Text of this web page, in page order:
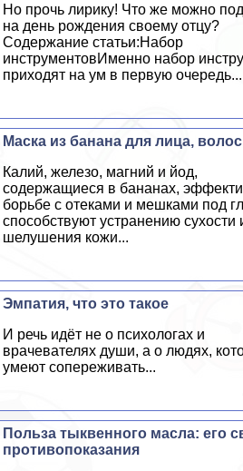
Но прочь лирику! Что же можно
на день рождения своему отцу?
Содержание статьи:Набор
инструментовИменно набор
приходят на ум в первую очередь...
Маска из банана для лица,
Калий, железо, магний и йод,
содержащиеся в бананах,
борьбе с отеками и мешками под
способствуют устранению сухости
шелушения кожи...
Эмпатия, что это такое
И речь идёт не о психологах и
врачевателях души, а о людях,
умеют сопереживать...
Польза тыквенного масла: его
противопоказания